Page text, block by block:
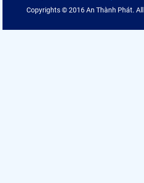
Copyrights © 2016 An Thành Phát.